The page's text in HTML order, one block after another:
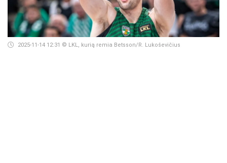
2025-11-14 12:31 © LKL, kurią remia Betsson/R. Lukoševičius